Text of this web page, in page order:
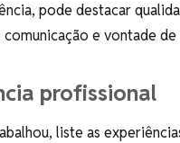
pode destacar
e vontade de
profissional
liste as